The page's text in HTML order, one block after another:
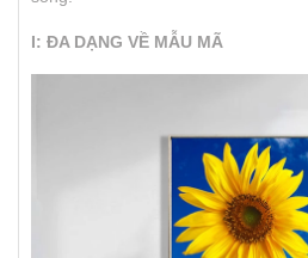
I: ĐA DẠNG VỀ MẪU MÃ